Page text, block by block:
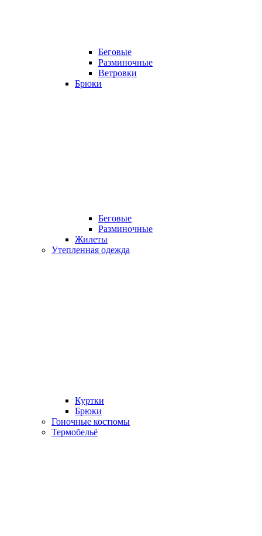
Беговые
Разминочные
Ветровки
Брюки
Беговые
Разминочные
Жилеты
Утепленная одежда
Куртки
Брюки
Гоночные костюмы
Термобельё